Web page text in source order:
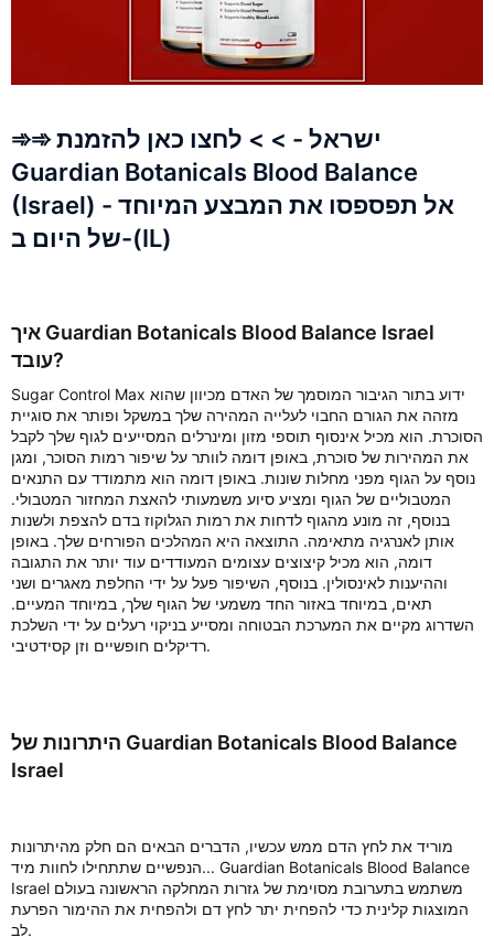
➾➾ ישראל - > > לחצו כאן להזמנת
Guardian Botanicals Blood Balance
(Israel) - אל תפספסו את המבצע המיוחד
של היום ב-(IL)
איך Guardian Botanicals Blood Balance Israel
עובד?
Sugar Control Max ידוע בתור הגיבור המוסמך של האדם מכיוון שהוא
מזהה את הגורם החבוי לעלייה המהירה שלך במשקל ופותר את סוגיית
הסוכרת. הוא מכיל אינסוף תוספי מזון ומינרלים המסייעים לגוף שלך לקבל
את המהירות של סוכרת, באופן דומה לוותר על שיפור רמות הסוכר, ומגן
נוסף על הגוף מפני מחלות שונות. באופן דומה הוא מתמודד עם התנאים
המטבוליים של הגוף ומציע סיוע משמעותי להאצת המחזור המטבולי.
בנוסף, זה מונע מהגוף לדחות את רמות הגלוקוז בדם להצפת ולשנות
אותן לאנרגיה מתאימה. התוצאה היא המהלכים הפורחים שלך. באופן
דומה, הוא מכיל קיצוצים עצומים המעודדים עוד יותר את התגובה
וההיענות לאינסולין. בנוסף, השיפור פעל על ידי החלפת מאגרים ושני
תאים, במיוחד באזור החד משמעי של הגוף שלך, במיוחד המעיים.
השדרוג מקיים את המערכת הבטוחה ומסייע בניקוי רעלים על ידי השלכת
רדיקלים חופשיים וזן קסידטיבי.
היתרונות של Guardian Botanicals Blood Balance
Israel
מוריד את לחץ הדם ממש עכשיו, הדברים הבאים הם חלק מהיתרונות
הנפשיים שתתחילו לחוות מיד... Guardian Botanicals Blood Balance
Israel משתמש בתערובת מסוימת של גזרות המחלקה הראשונה בעולם
המוצגות קלינית כדי להפחית יתר לחץ דם ולהפחית את ההימור הפרעת
לב.